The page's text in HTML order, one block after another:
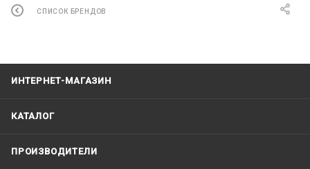
СПИСОК БРЕНДОВ
ИНТЕРНЕТ-МАГАЗИН
КАТАЛОГ
ПРОИЗВОДИТЕЛИ